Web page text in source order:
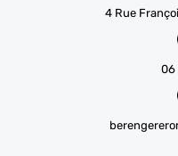
4 Rue
06